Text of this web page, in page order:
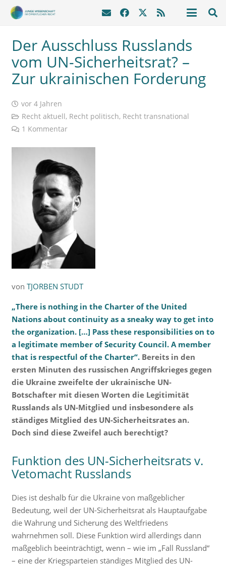
Der Ausschluss Russlands
vom UN-Sicherheitsrat? –
Zur ukrainischen Forderung
vor 4 Jahren
Recht aktuell, Recht politisch, Recht transnational
1 Kommentar
von TJORBEN STUDT
„There is nothing in the Charter of the United
Nations about continuity as a sneaky way to get into
the organization. […] Pass these responsibilities on to
a legitimate member of Security Council. A member
that is respectful of the Charter“.Bereits in den
ersten Minuten des russischen Angriffskrieges gegen
die Ukraine zweifelte der ukrainische UN-
Botschafter mit diesen Worten die Legitimität
Russlands als UN-Mitglied und insbesondere als
ständiges Mitglied des UN-Sicherheitsrates an.
Doch sind diese Zweifel auch berechtigt?
Funktion des UN-Sicherheitsrats v.
Vetomacht Russlands
Dies ist deshalb für die Ukraine von maßgeblicher
Bedeutung, weil der UN-Sicherheitsrat als Hauptaufgabe
die Wahrung und Sicherung des Weltfriedens
wahrnehmen soll. Diese Funktion wird allerdings dann
maßgeblich beeinträchtigt, wenn – wie im „Fall Russland“
– eine der Kriegsparteien ständiges Mitglied des UN-